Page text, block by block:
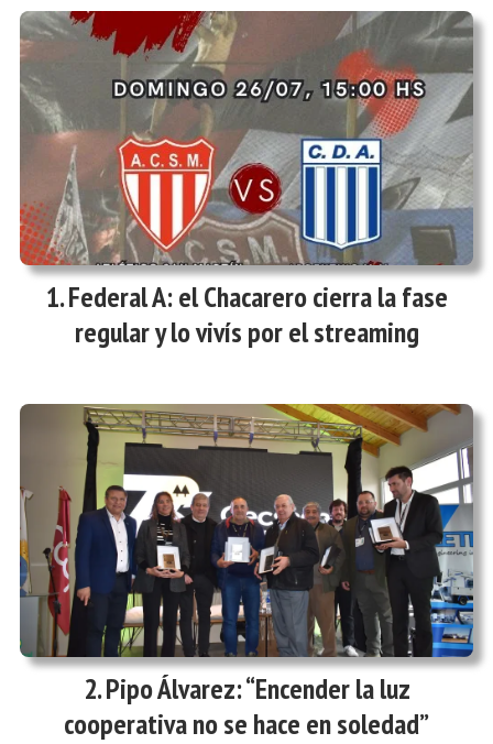
Federal A: el Chacarero cierra la fase
regular y lo vivís por el streaming
Pipo Álvarez: “Encender la luz
cooperativa no se hace en soledad”